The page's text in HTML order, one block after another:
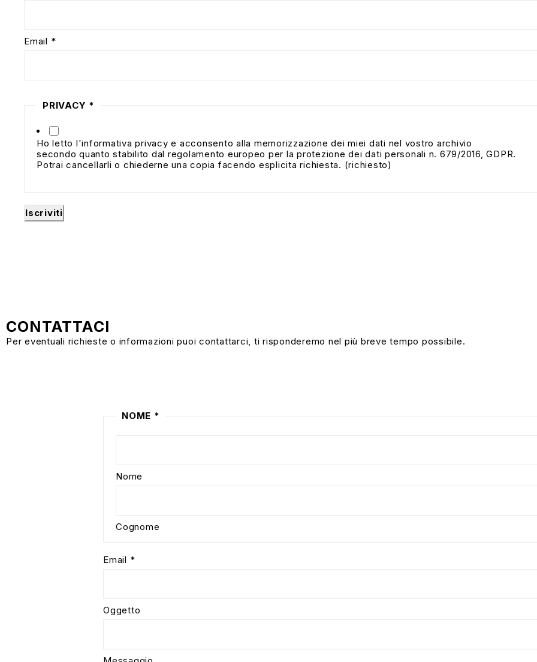
Email *
PRIVACY *
Ho letto l'informativa privacy e acconsento alla memorizzazione dei miei dati nel vostro archivio
secondo quanto stabilito dal regolamento europeo per la protezione dei dati personali n. 679/2016, GDPR.
Potrai cancellarli o chiederne una copia facendo esplicita richiesta. (richiesto)
Iscriviti
CONTATTACI
Per eventuali richieste o informazioni puoi contattarci, ti risponderemo nel più breve tempo possibile.
NOME *
Nome
Cognome
Email *
Oggetto